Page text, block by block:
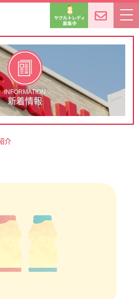
INFORMATION
新着情報
介